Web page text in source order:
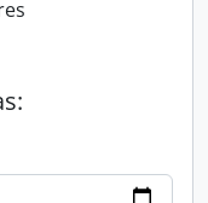
superior